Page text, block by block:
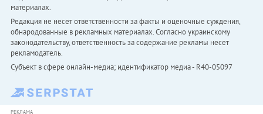
материалах.
Редакция не несет ответственности за факты и оценочные суждения,
обнародованные в рекламных материалах. Согласно украинскому
законодательству, ответственность за содержание рекламы несет
рекламодатель.
Субъект в сфере онлайн-медиа; идентификатор медиа - R40-05097
РЕКЛАМА